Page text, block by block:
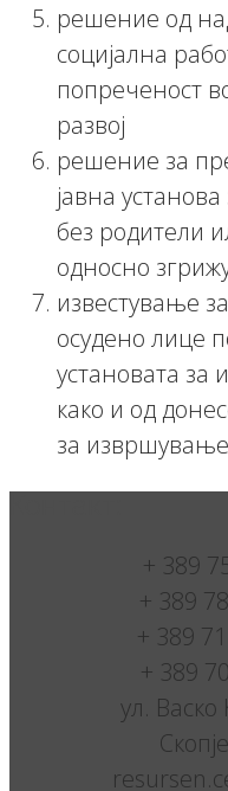
решение од
социјална
попреченост
развој
решение за
јавна
без родители
односно
известување
осудено лице
установата за
како и од
за
+ 389
+ 389
+ 389 71
+ 389
ул.